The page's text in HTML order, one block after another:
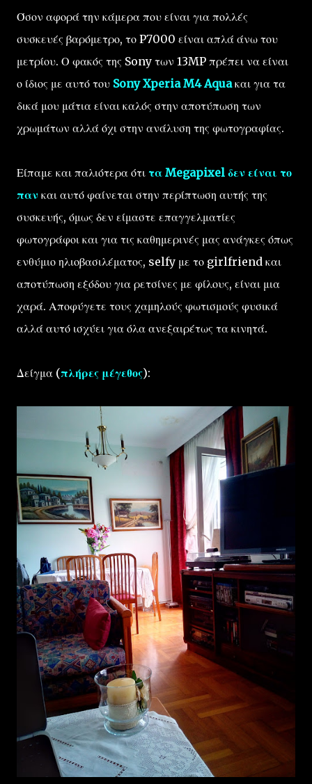
Όσον αφορά την κάμερα που είναι για πολλές
συσκευές βαρόμετρο, το P7000 είναι απλά άνω του
μετρίου. Ο φακός της Sony των 13MP πρέπει να είναι
ο ίδιος με αυτό του Sony Xperia M4 Aquaκαι για τα
δικά μου μάτια είναι καλός στην αποτύπωση των
χρωμάτων αλλά όχι στην ανάλυση της φωτογραφίας.
Είπαμε και παλιότερα ότι τα Megapixel δεν είναι το
παν και αυτό φαίνεται στην περίπτωση αυτής της
συσκευής, όμως δεν είμαστε επαγγελματίες
φωτογράφοι και για τις καθημερινές μας ανάγκες όπως
ενθύμιο ηλιοβασιλέματος, selfy με το girlfriend και
αποτύπωση εξόδου για ρετσίνες με φίλους, είναι μια
χαρά. Αποφύγετε τους χαμηλούς φωτισμούς φυσικά
αλλά αυτό ισχύει για όλα ανεξαιρέτως τα κινητά.
Δείγμα (πλήρες μέγεθος):